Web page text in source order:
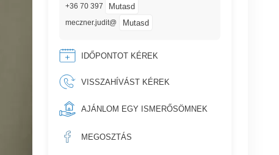
+36 70 397 Mutasd
meczner.judit@ Mutasd
IDŐPONTOT KÉREK
VISSZAHÍVÁST KÉREK
AJÁNLOM EGY ISMERŐSÖMNEK
MEGOSZTÁS